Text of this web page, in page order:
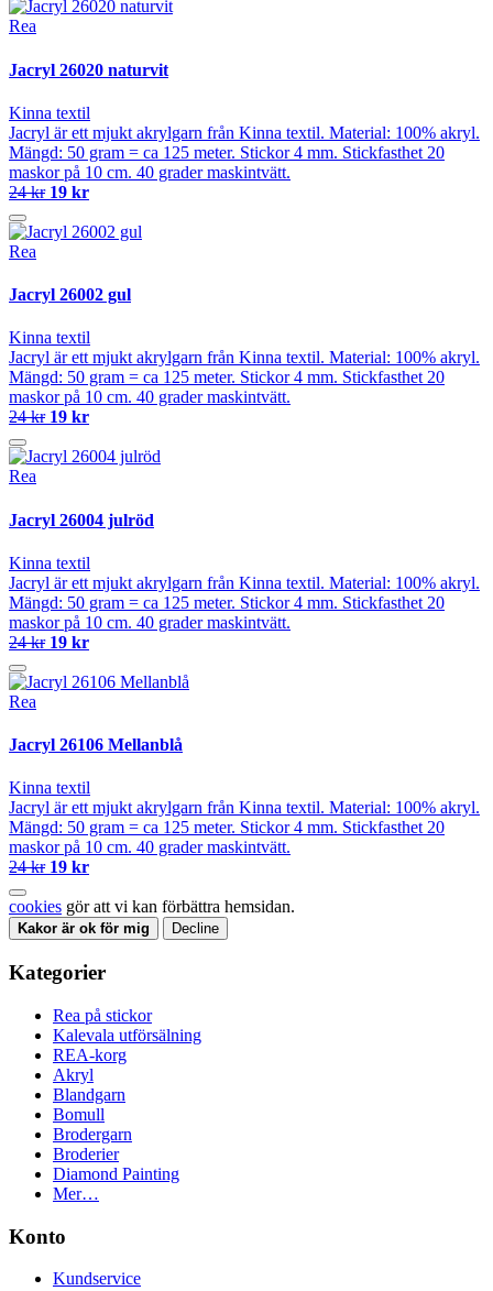
Rea
Jacryl 26020 naturvit
Kinna textil
Jacryl är ett mjukt akrylgarn från Kinna textil. Material: 100% akryl.
Mängd: 50 gram = ca 125 meter. Stickor 4 mm. Stickfasthet 20
maskor på 10 cm. 40 grader maskintvätt.
24 kr 19 kr
Rea
Jacryl 26002 gul
Kinna textil
Jacryl är ett mjukt akrylgarn från Kinna textil. Material: 100% akryl.
Mängd: 50 gram = ca 125 meter. Stickor 4 mm. Stickfasthet 20
maskor på 10 cm. 40 grader maskintvätt.
24 kr 19 kr
Rea
Jacryl 26004 julröd
Kinna textil
Jacryl är ett mjukt akrylgarn från Kinna textil. Material: 100% akryl.
Mängd: 50 gram = ca 125 meter. Stickor 4 mm. Stickfasthet 20
maskor på 10 cm. 40 grader maskintvätt.
24 kr 19 kr
Rea
Jacryl 26106 Mellanblå
Kinna textil
Jacryl är ett mjukt akrylgarn från Kinna textil. Material: 100% akryl.
Mängd: 50 gram = ca 125 meter. Stickor 4 mm. Stickfasthet 20
maskor på 10 cm. 40 grader maskintvätt.
24 kr 19 kr
cookies gör att vi kan förbättra hemsidan.
Kakor är ok för mig Decline
Kategorier
Rea på stickor
Kalevala utförsälning
REA-korg
Akryl
Blandgarn
Bomull
Brodergarn
Broderier
Diamond Painting
Mer…
Konto
Kundservice